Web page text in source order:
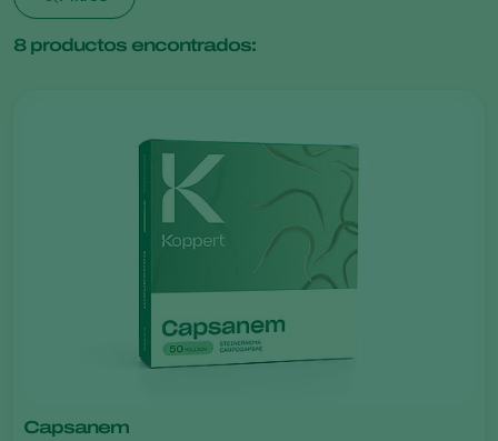
8productos encontrados:
Capsanem